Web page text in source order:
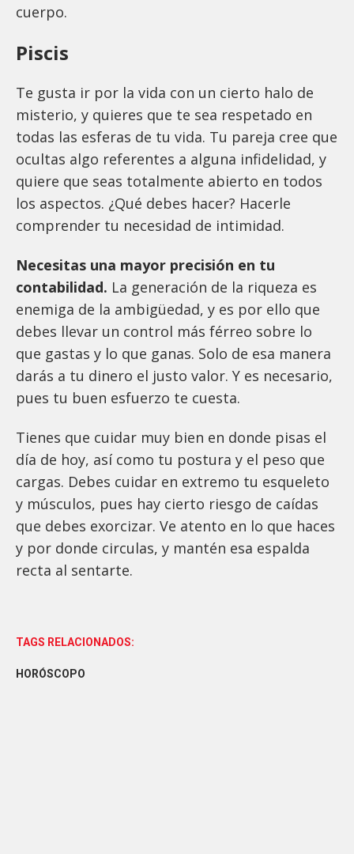
cuerpo.
Piscis
Te gusta ir por la vida con un cierto halo de
misterio, y quieres que te sea respetado en
todas las esferas de tu vida. Tu pareja cree que
ocultas algo referentes a alguna infidelidad, y
quiere que seas totalmente abierto en todos
los aspectos. ¿Qué debes hacer? Hacerle
comprender tu necesidad de intimidad.
Necesitas una mayor precisión en tu
contabilidad. La generación de la riqueza es
enemiga de la ambigüedad, y es por ello que
debes llevar un control más férreo sobre lo
que gastas y lo que ganas. Solo de esa manera
darás a tu dinero el justo valor. Y es necesario,
pues tu buen esfuerzo te cuesta.
Tienes que cuidar muy bien en donde pisas el
día de hoy, así como tu postura y el peso que
cargas. Debes cuidar en extremo tu esqueleto
y músculos, pues hay cierto riesgo de caídas
que debes exorcizar. Ve atento en lo que haces
y por donde circulas, y mantén esa espalda
recta al sentarte.
TAGS RELACIONADOS:
HORÓSCOPO